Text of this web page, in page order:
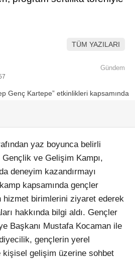
TÜM YAZILARI
Gündem
yaz boyunca belirli
ve Gelişim Kampı,
deneyim kazandırmayı
kapsamında gençler
hizmet birimlerini ziyaret ederek
hakkında bilgi aldı. Gençler
Başkanı Mustafa Kocaman ile
gençlerin yerel
gelişim üzerine sohbet